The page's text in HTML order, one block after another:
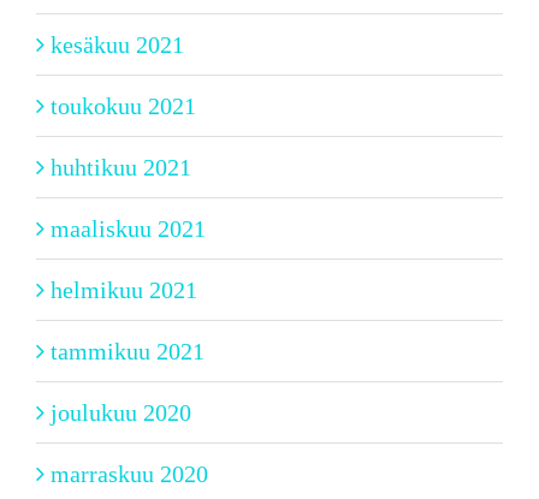
kesäkuu 2021
toukokuu 2021
huhtikuu 2021
maaliskuu 2021
helmikuu 2021
tammikuu 2021
joulukuu 2020
marraskuu 2020